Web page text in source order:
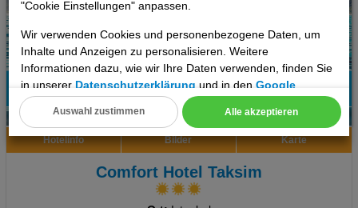
"Cookie Einstellungen" anpassen.
Wir verwenden Cookies und personenbezogene Daten, um
Inhalte und Anzeigen zu personalisieren. Weitere
Informationen dazu, wie wir Ihre Daten verwenden, finden Sie
in unsererDatenschutzerklärung und in denGoogle
Datenschutz- und Nutzungsbedingungen
Cookie Einstellungen
Technische Cookies
Alle akzeptieren
Auswahl zustimmen
31
Hotelinfo Bilder Karte
Comfort Hotel Taksim